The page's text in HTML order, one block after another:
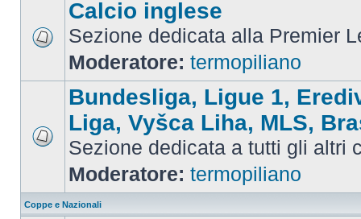
Calcio inglese
Sezione dedicata alla Premier
Moderatore: termopiliano
Bundesliga, Ligue 1,
Liga, Vyšca Liha, MLS,
Sezione dedicata a tutti gli altri
Moderatore: termopiliano
Coppe e Nazionali